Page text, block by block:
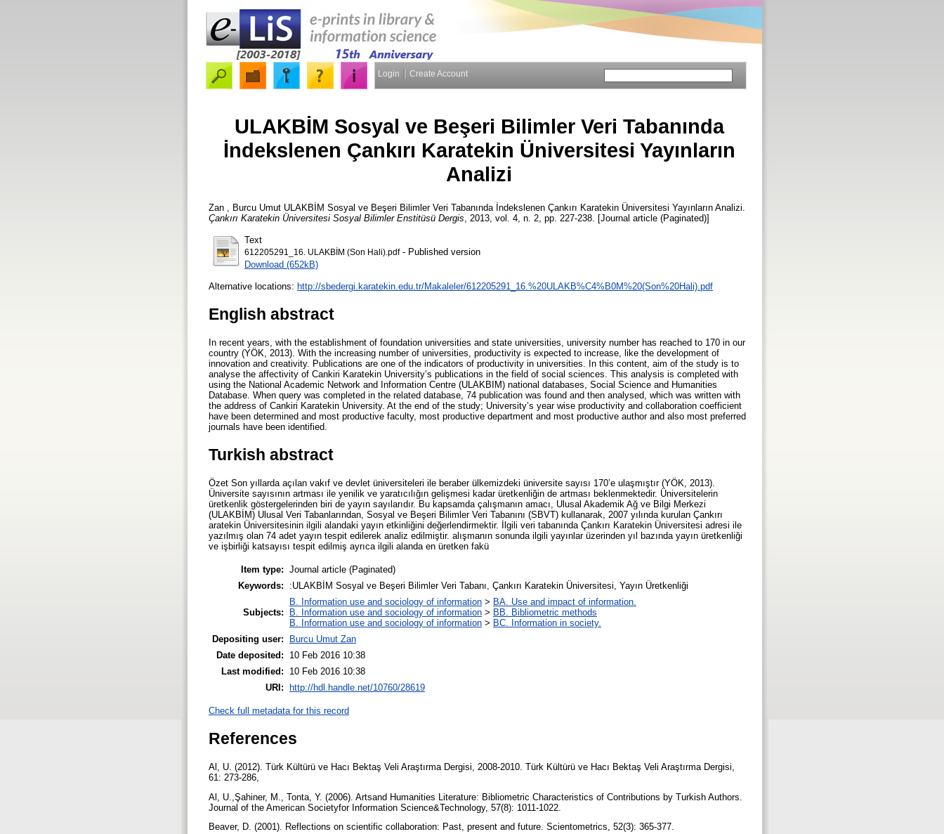
Login Create Account
ULAKBİM Sosyal ve Beşeri Bilimler Veri Tabanında
İndekslenen Çankırı Karatekin Üniversitesi Yayınların
Analizi
Zan , Burcu Umut ULAKBİM Sosyal ve Beşeri Bilimler Veri Tabanında İndekslenen Çankırı Karatekin Üniversitesi Yayınların Analizi.
Çankırı Karatekin Üniversitesi Sosyal Bilimler Enstitüsü Dergis , 2013, vol. 4, n. 2, pp. 227-238. [Journal article (Paginated)]
Text
612205291_16. ULAKBİM (Son Hali).pdf- Published version
Download (652kB)
Alternative locations: http://sbedergi.karatekin.edu.tr/Makaleler/612205291_16.%20ULAKB%C4%B0M%20(Son%20Hali).pdf
English abstract
In recent years, with the establishment of foundation universities and state universities, university number has reached to 170 in our
country (YÖK, 2013). With the increasing number of universities, productivity is expected to increase, like the development of
innovation and creativity. Publications are one of the indicators of productivity in universities. In this content, aim of the study is to
analyse the affectivity of Cankiri Karatekin University’s publications in the field of social sciences. This analysis is completed with
using the National Academic Network and Information Centre (ULAKBIM) national databases, Social Science and Humanities
Database. When query was completed in the related database, 74 publication was found and then analysed, which was written with
the address of Cankiri Karatekin University. At the end of the study; University’s year wise productivity and collaboration coefficient
have been determined and most productive faculty, most productive department and most productive author and also most preferred
journals have been identified.
Turkish abstract
Özet Son yıllarda açılan vakıf ve devlet üniversiteleri ile beraber ülkemizdeki üniversite sayısı 170’e ulaşmıştır (YÖK, 2013).
Üniversite sayısının artması ile yenilik ve yaratıcılığın gelişmesi kadar üretkenliğin de artması beklenmektedir. Üniversitelerin
üretkenlik göstergelerinden biri de yayın sayılarıdır. Bu kapsamda çalışmanın amacı, Ulusal Akademik Ağ ve Bilgi Merkezi
(ULAKBİM) Ulusal Veri Tabanlarından, Sosyal ve Beşeri Bilimler Veri Tabanını (SBVT) kullanarak, 2007 yılında kurulan Çankırı
aratekin Üniversitesinin ilgili alandaki yayın etkinliğini değerlendirmektir. İlgili veri tabanında Çankırı Karatekin Üniversitesi adresi ile
yazılmış olan 74 adet yayın tespit edilerek analiz edilmiştir. alışmanın sonunda ilgili yayınlar üzerinden yıl bazında yayın üretkenliği
ve işbirliği katsayısı tespit edilmiş ayrıca ilgili alanda en üretken fakü
Item type: Journal article (Paginated)
Keywords:
:ULAKBİM Sosyal ve Beşeri Bilimler Veri Tabanı, Çankırı Karatekin Üniversitesi, Yayın Üretkenliği
Subjects:
B. Information use and sociology of information > BA. Use and impact of information.
B. Information use and sociology of information > BB. Bibliometric methods
B. Information use and sociology of information > BC. Information in society.
Depositing user:
Burcu Umut Zan
Date deposited:
10 Feb 2016 10:38
Last modified:
10 Feb 2016 10:38
URI:
http://hdl.handle.net/10760/28619
Check full metadata for this record
References
Al, U. (2012). Türk Kültürü ve Hacı Bektaş Veli Araştırma Dergisi, 2008-2010. Türk Kültürü ve Hacı Bektaş Veli Araştırma Dergisi,
61: 273-286,
Al, U.,Şahiner, M., Tonta, Y. (2006). Artsand Humanities Literature: Bibliometric Characteristics of Contributions by Turkish Authors.
Journal of the American Societyfor Information Science&Technology, 57(8): 1011-1022.
Beaver, D. (2001). Reflections on scientific collaboration: Past, present and future. Scientometrics, 52(3): 365-377.